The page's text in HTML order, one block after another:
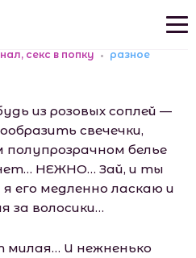
секс в попку разное
из розовых соплей —
свечечки,
полупрозрачном белье
НЕЖНО… Зай, и ты
его медленно ласкаю и
за волосики…
И нежненько